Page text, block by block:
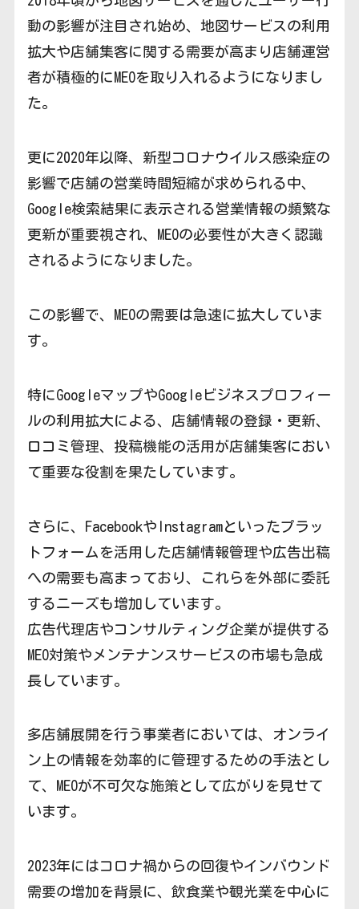
動の影響が注目され始め、地図サービスの利用
拡大や店舗集客に関する需要が高まり店舗運営
者が積極的にMEOを取り入れるようになりまし
た。
更に2020年以降、新型コロナウイルス感染症の
影響で店舗の営業時間短縮が求められる中、
Google検索結果に表示される営業情報の頻繁な
更新が重要視され、MEOの必要性が大きく認識
されるようになりました。
この影響で、MEOの需要は急速に拡大していま
す。
特にGoogleマップやGoogleビジネスプロフィー
ルの利用拡大による、店舗情報の登録・更新、
口コミ管理、投稿機能の活用が店舗集客におい
て重要な役割を果たしています。
さらに、FacebookやInstagramといったプラッ
トフォームを活用した店舗情報管理や広告出稿
への需要も高まっており、これらを外部に委託
するニーズも増加しています。
広告代理店やコンサルティング企業が提供する
MEO対策やメンテナンスサービスの市場も急成
長しています。
多店舗展開を行う事業者においては、オンライ
ン上の情報を効率的に管理するための手法とし
て、MEOが不可欠な施策として広がりを見せて
います。
2023年にはコロナ禍からの回復やインバウンド
需要の増加を背景に、飲食業や観光業を中心に